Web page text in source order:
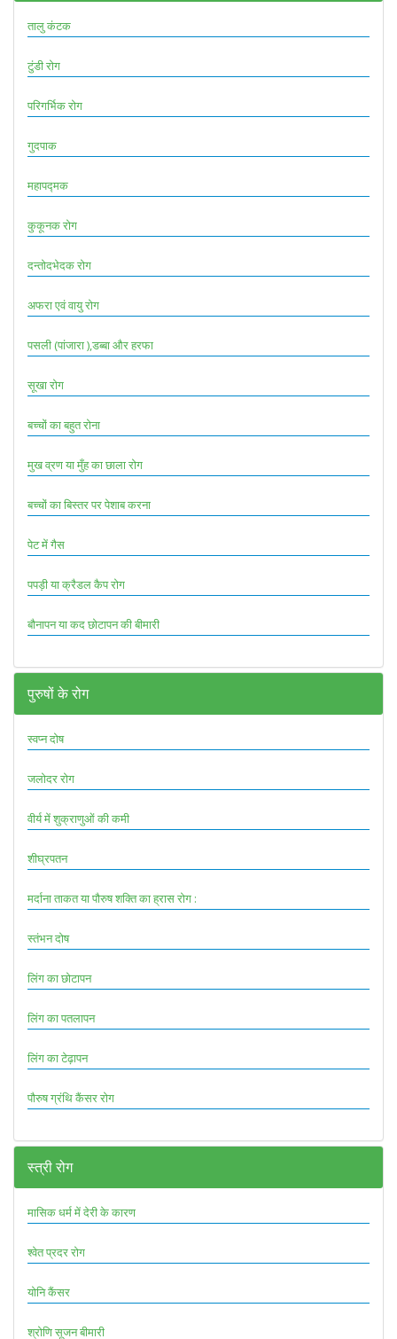
तालु कंटक
टुंडी रोग
परिगर्भिक रोग
गुदपाक
महापद्मक
कुकूनक रोग
दन्तोदभेदक रोग
अफरा एवं वायु रोग
पसली (पांजारा ),डब्बा और हरफा
सूखा रोग
बच्चों का बहुत रोना
मुख व्रण या मुँह का छाला रोग
बच्चों का बिस्तर पर पेशाब करना
पेट में गैस
पपड़ी या क्रैडल कैप रोग
बौनापन या कद छोटापन की बीमारी
पुरुषों के रोग
स्वप्न दोष
जलोदर रोग
वीर्य में शुक्राणुओं की कमी
शीघ्रपतन
मर्दाना ताकत या पौरुष शक्ति का ह्रास रोग :
स्तंभन दोष
लिंग का छोटापन
लिंग का पतलापन
लिंग का टेढ़ापन
पौरुष ग्रंथि कैंसर रोग
स्त्री रोग
मासिक धर्म में देरी के कारण
श्वेत प्रदर रोग
योनि कैंसर
श्रोणि सूजन बीमारी